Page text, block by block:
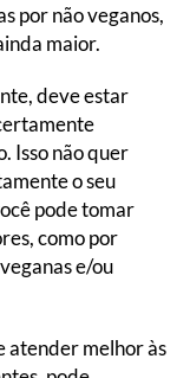
por não veganos,
maior.
deve estar
Isso não quer
o seu
pode tomar
como por
e/ou
atender melhor às